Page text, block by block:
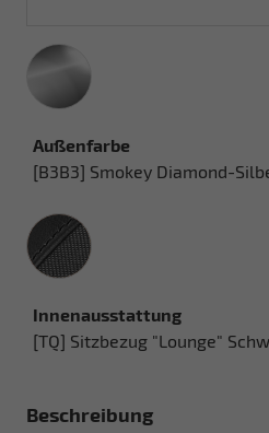
Außenfarbe
[B3B3] Smokey Diamond-
Innenausstattung
Innenausstattung
[TQ] Sitzbezug "Lounge"
Beschreibung